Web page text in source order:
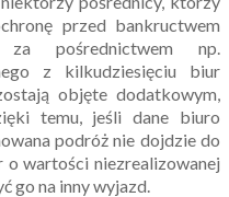
przed bankructwem
pośrednictwem np.
z kilkudziesięciu biur
objęte dodatkowym,
temu, jeśli dane biuro
podróż nie dojdzie do
wartości niezrealizowanej
go na inny wyjazd.